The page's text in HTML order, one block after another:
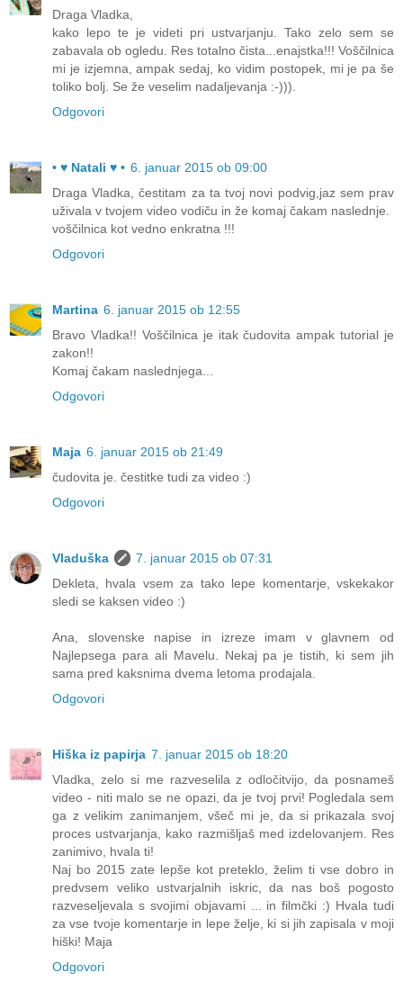
Draga Vladka,
kako lepo te je videti pri ustvarjanju. Tako zelo sem se
zabavala ob ogledu. Res totalno čista...enajstka!!! Voščilnica
mi je izjemna, ampak sedaj, ko vidim postopek, mi je pa še
toliko bolj. Se že veselim nadaljevanja :-))).
Odgovori
• ♥ Natali ♥ • 6. januar 2015 ob 09:00
Draga Vladka, čestitam za ta tvoj novi podvig,jaz sem prav
uživala v tvojem video vodiču in že komaj čakam naslednje.
voščilnica kot vedno enkratna !!!
Odgovori
Martina 6. januar 2015 ob 12:55
Bravo Vladka!! Voščilnica je itak čudovita ampak tutorial je
zakon!!
Komaj čakam naslednjega...
Odgovori
Maja 6. januar 2015 ob 21:49
čudovita je. čestitke tudi za video :)
Odgovori
Vladuška
7. januar 2015 ob 07:31
Dekleta, hvala vsem za tako lepe komentarje, vskekakor
sledi se kaksen video :)
Ana, slovenske napise in izreze imam v glavnem od
Najlepsega para ali Mavelu. Nekaj pa je tistih, ki sem jih
sama pred kaksnima dvema letoma prodajala.
Odgovori
Hiška iz papirja 7. januar 2015 ob 18:20
Vladka, zelo si me razveselila z odločitvijo, da posnameš
video - niti malo se ne opazi, da je tvoj prvi! Pogledala sem
ga z velikim zanimanjem, všeč mi je, da si prikazala svoj
proces ustvarjanja, kako razmišljaš med izdelovanjem. Res
zanimivo, hvala ti!
Naj bo 2015 zate lepše kot preteklo, želim ti vse dobro in
predvsem veliko ustvarjalnih iskric, da nas boš pogosto
razveseljevala s svojimi objavami ... in filmčki :) Hvala tudi
za vse tvoje komentarje in lepe želje, ki si jih zapisala v moji
hiški! Maja
Odgovori